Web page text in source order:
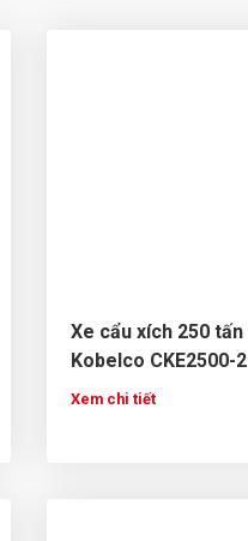
Xe cẩu xích 250 tấn
Kobelco CKE2500-2
Xem chi tiết